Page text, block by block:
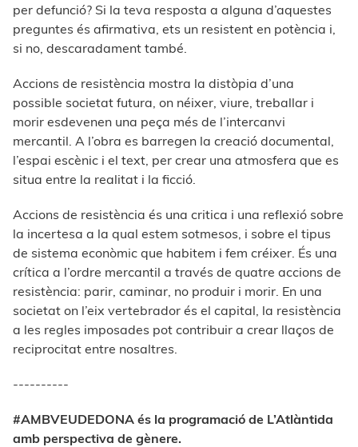
per defunció? Si la teva resposta a alguna d’aquestes
preguntes és afirmativa, ets un resistent en potència i,
si no, descaradament també.
Accions de resistència mostra la distòpia d’una
possible societat futura, on néixer, viure, treballar i
morir esdevenen una peça més de l’intercanvi
mercantil. A l’obra es barregen la creació documental,
l’espai escènic i el text, per crear una atmosfera que es
situa entre la realitat i la ficció.
Accions de resistència és una critica i una reflexió sobre
la incertesa a la qual estem sotmesos, i sobre el tipus
de sistema econòmic que habitem i fem créixer. És una
crítica a l’ordre mercantil a través de quatre accions de
resistència: parir, caminar, no produir i morir. En una
societat on l’eix vertebrador és el capital, la resistència
a les regles imposades pot contribuir a crear llaços de
reciprocitat entre nosaltres.
----------
#AMBVEUDEDONA és la programació de L’Atlàntida
amb perspectiva de gènere.